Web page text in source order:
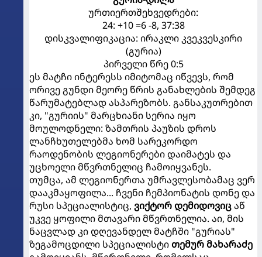
ურთიერთშეხვედრები:
24: +10 =6 -8, 37:38
დისკვალიფიკაცია: ირაკლი კვეკვესკირი
(გურია)
პირველი წრე 0:5
ეს მატჩი ინტერესს იმიტომაც იწვევს, რომ
ორივე გუნდი მეორე წრის განახლების შემდეგ
წარუმატებლად ასპარეზობს. განსაკუთრებით
კი, "გურიის" მარცხიანი სერია იყო
მოულოდნელი: ზამთრის პაუზის დროს
ლანჩხუთელებმა ხომ სარეკორდო
რაოდენობის ლეგიონერები დაიმატეს და
უცხოელი მწვრთნელიც ჩამოიყვანეს.
თუმცა, ამ ლეგიონერთა უმრავლესობამაც ვერ
დააკმაყოფილა... ჩვენი ჩემპიონატის დონე და
რუსი სპეციალისტიც, ვიქტორ დემიდოვიცაწ
უკვე ყოფილი მთავარი მწვრთნელია. აი, მის
ნაცვლად კი დღევანდელ მატჩში "გურიას"
ზეგამოცდილი სპეციალისტითემურ მახარაძე